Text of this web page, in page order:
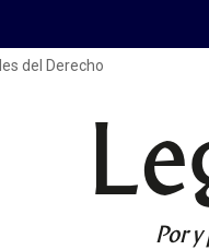
del Derecho
Por